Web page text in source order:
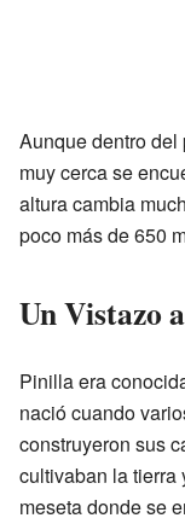
Aunque dentro del
muy cerca se
altura cambia
poco más de 650
Un Vistazo
Pinilla era
nació cuando
construyeron sus
cultivaban la tierra
meseta donde se